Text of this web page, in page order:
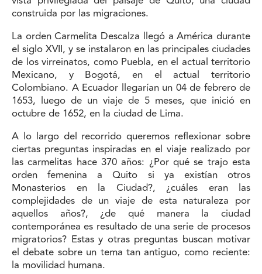
construida por las migraciones.
La orden Carmelita Descalza llegó a América durante
el siglo XVII, y se instalaron en las principales ciudades
de los virreinatos, como Puebla, en el actual territorio
Mexicano, y Bogotá, en el actual territorio
Colombiano. A Ecuador llegarían un 04 de febrero de
1653, luego de un viaje de 5 meses, que inició en
octubre de 1652, en la ciudad de Lima.
A lo largo del recorrido queremos reflexionar sobre
ciertas preguntas inspiradas en el viaje realizado por
las carmelitas hace 370 años: ¿Por qué se trajo esta
orden femenina a Quito si ya existían otros
Monasterios en la Ciudad?, ¿cuáles eran las
complejidades de un viaje de esta naturaleza por
aquellos años?, ¿de qué manera la ciudad
contemporánea es resultado de una serie de procesos
migratorios? Estas y otras preguntas buscan motivar
el debate sobre un tema tan antiguo, como reciente:
la movilidad humana.